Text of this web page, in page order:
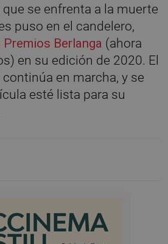
se enfrenta a la muerte
puso en el candelero,
Berlanga (ahora
en su edición de 2020. El
continúa en marcha, y se
esté lista para su